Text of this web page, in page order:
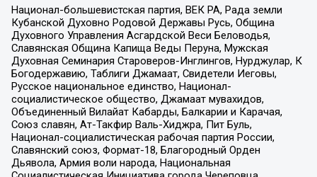
Национал-большевистская партия, ВЕК РА, Рада земли
Кубанской Духовно Родовой Державы Русь, Община
Духовного Управления Асгардской Веси Беловодья,
Славянская Община Капища Веды Перуна, Мужская
Духовная Семинария Староверов-Инглингов, Нурджулар, К
Богодержавию, Таблиги Джамаат, Свидетели Иеговы,
Русское национальное единство, Национал-
социалистическое общество, Джамаат мувахидов,
Объединенный Вилайат Кабарды, Балкарии и Карачая,
Союз славян, Ат-Такфир Валь-Хиджра, Пит Буль,
Национал-социалистическая рабочая партия России,
Славянский союз, Формат-18, Благородный Орден
Дьявола, Армия воли народа, Национальная